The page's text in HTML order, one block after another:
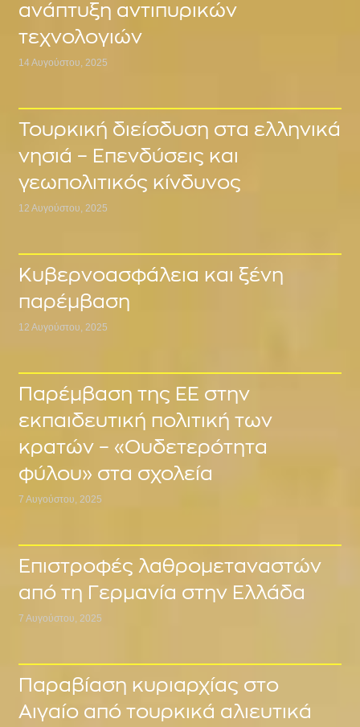
ανάπτυξη αντιπυρικών
τεχνολογιών
14 Αυγούστου, 2025
Τουρκική διείσδυση στα ελληνικά
νησιά – Επενδύσεις και
γεωπολιτικός κίνδυνος
12 Αυγούστου, 2025
Κυβερνοασφάλεια και ξένη
παρέμβαση
12 Αυγούστου, 2025
Παρέμβαση της ΕΕ στην
εκπαιδευτική πολιτική των
κρατών – «Ουδετερότητα
φύλου» στα σχολεία
7 Αυγούστου, 2025
Επιστροφές λαθρομεταναστών
από τη Γερμανία στην Ελλάδα
7 Αυγούστου, 2025
Παραβίαση κυριαρχίας στο
Αιγαίο από τουρκικά αλιευτικά